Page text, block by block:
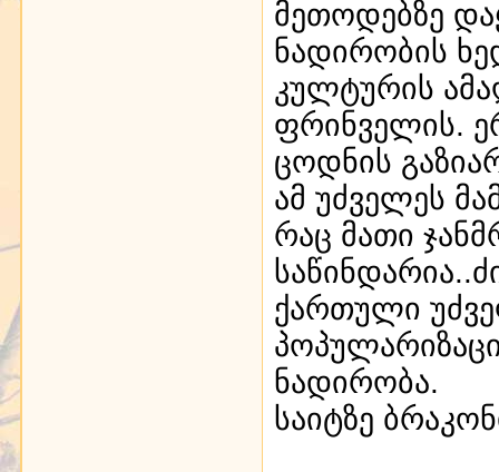
მეთოდებზე
ნადირობის
კულტურის
ფრინველის.
ცოდნის
ამ უძველეს
რაც მათი
ქართული
ნადირობა.
საიტზე